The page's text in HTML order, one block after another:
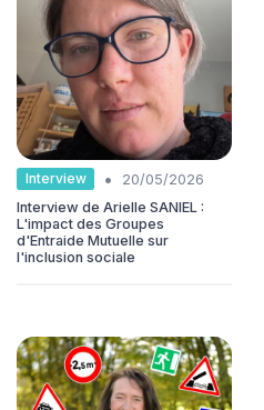
Interview •
20/05/2026
Interview de Arielle SANIEL :
L'impact des Groupes
d'Entraide Mutuelle sur
l'inclusion sociale